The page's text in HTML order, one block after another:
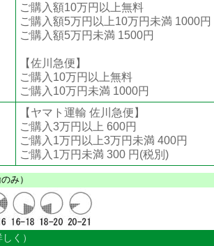
ご購入額10万円以上無料
ご購入額5万円以上10万円未満 1000円
ご購入額5万円未満 1500円
【佐川急便】
ご購入10万円以上無料
ご購入10万円未満 1000円
【ヤマト運輸 佐川急便】
ご購入3万円以上 600円
ご購入1万円以上3万円未満 400円
ご購入1万円未満 300 円(税別)
み）
く）